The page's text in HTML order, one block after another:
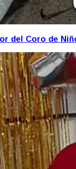
del Coro de